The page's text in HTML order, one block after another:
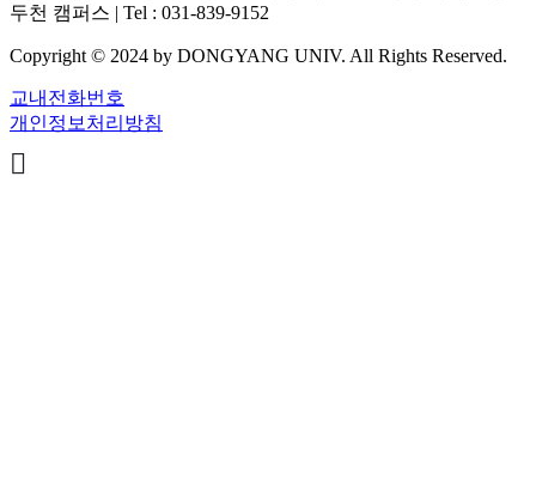
두천 캠퍼스 | Tel : 031-839-9152
Copyright © 2024 by DONGYANG UNIV. All Rights Reserved.
교내전화번호
개인정보처리방침